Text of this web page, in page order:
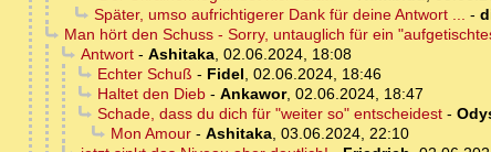
Später, umso aufrichtigerer Dank für deine Antwort ... -
Man hört den Schuss - Sorry, untauglich für ein
Antwort- Ashitaka, 02.06.2024, 18:08
Echter Schuß - Fidel, 02.06.2024, 18:46
Haltet den Dieb- Ankawor, 02.06.2024, 18:47
Schade, dass du dich für "weiter so" entscheidest-
Mon Amour- Ashitaka, 03.06.2024, 22:10